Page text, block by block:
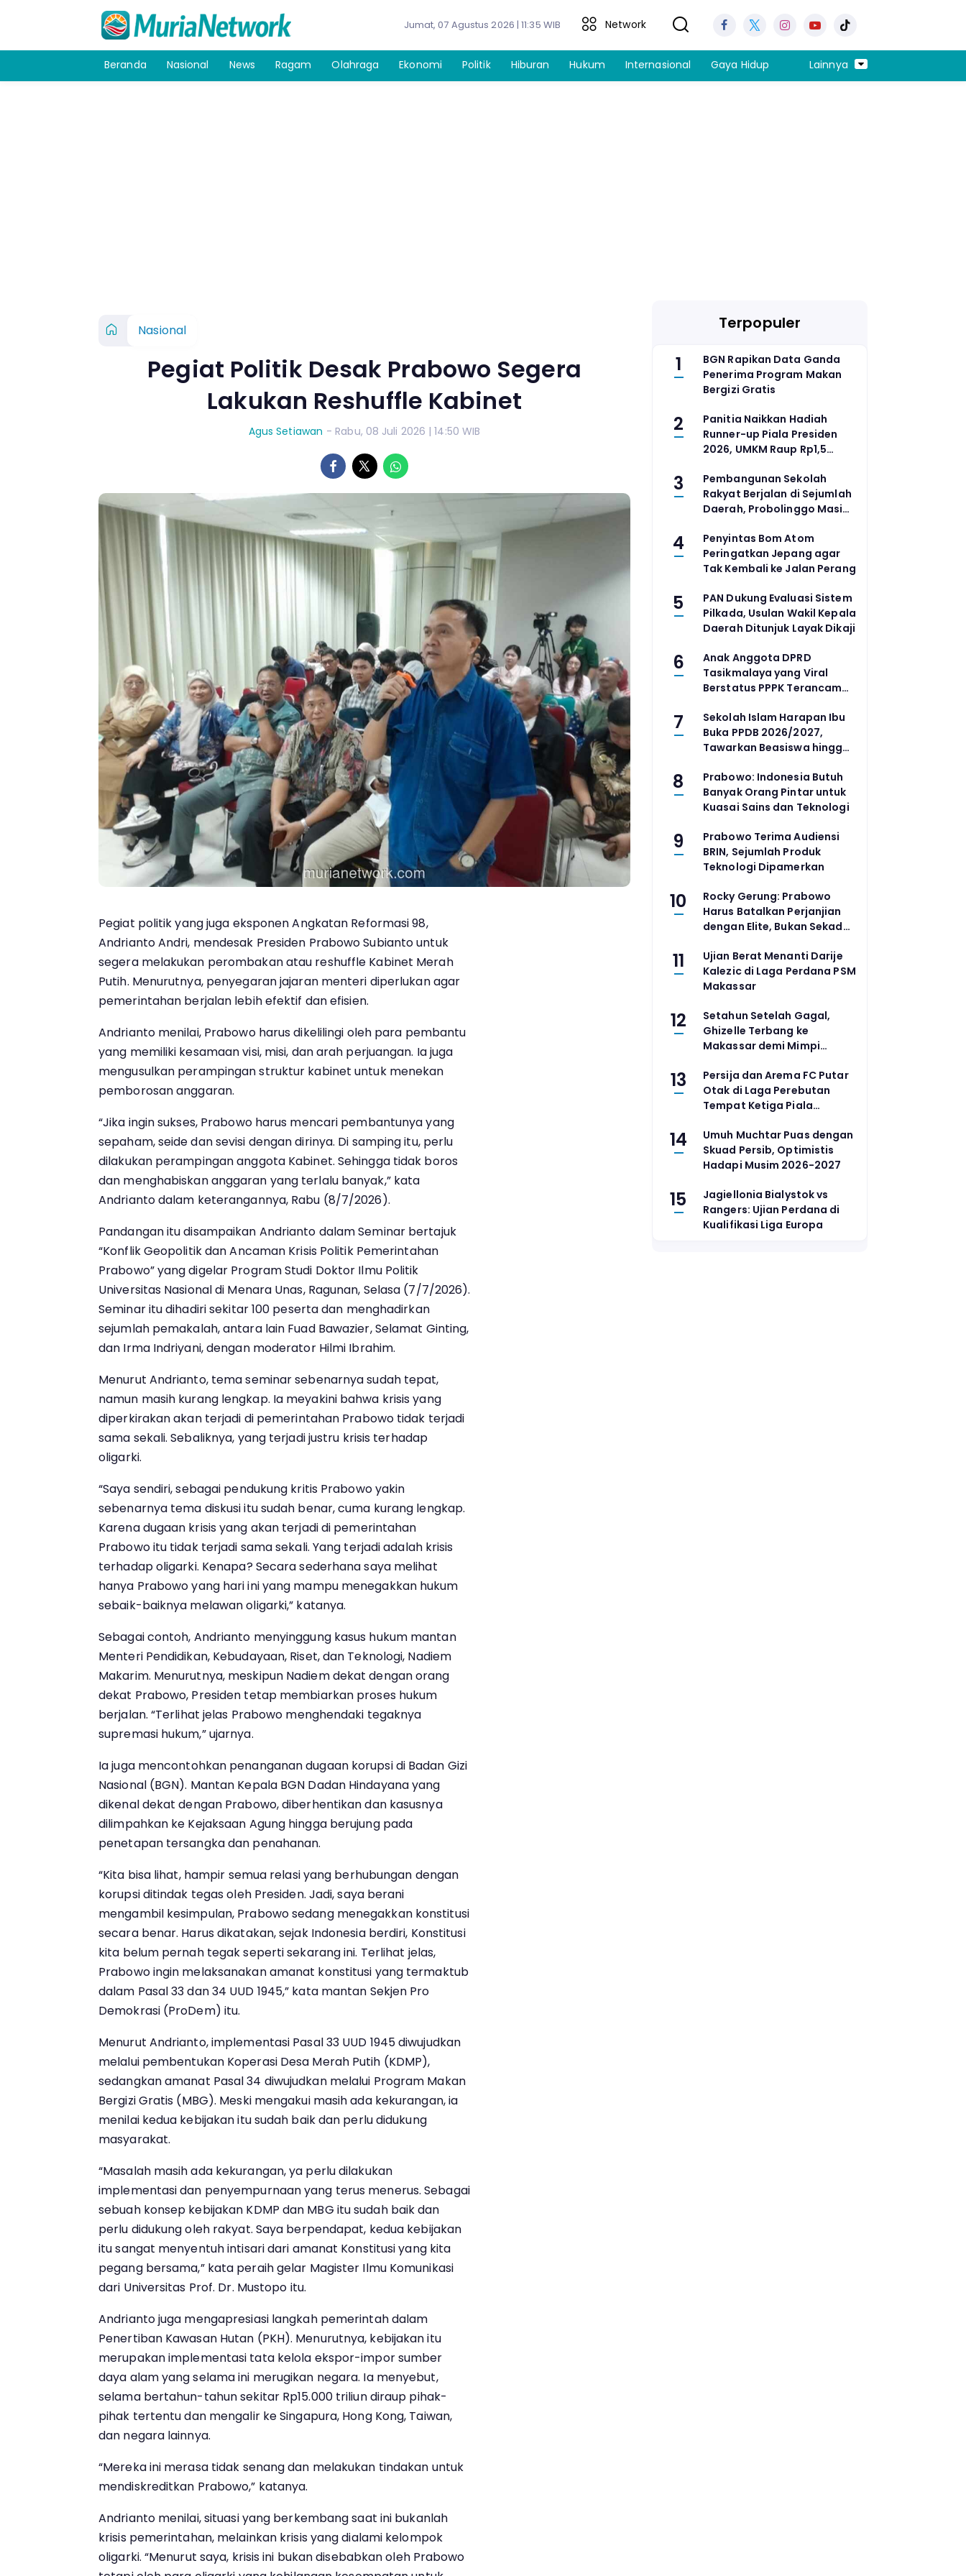
Jumat, 07 Agustus 2026 | 11:35 WIB Network
Beranda Nasional News Ragam Olahraga Ekonomi Politik Hiburan Hukum Internasional Gaya Hidup Lainnya
Nasional
Pegiat Politik Desak Prabowo Segera
Lakukan Reshuffle Kabinet
Agus Setiawan - Rabu, 08 Juli 2026 | 14:50 WIB
Pegiat politik yang juga eksponen Angkatan Reformasi 98,
Andrianto Andri, mendesak Presiden Prabowo Subianto untuk
segera melakukan perombakan atau reshuffle Kabinet Merah
Putih. Menurutnya, penyegaran jajaran menteri diperlukan agar
pemerintahan berjalan lebih efektif dan efisien.
Andrianto menilai, Prabowo harus dikelilingi oleh para pembantu
yang memiliki kesamaan visi, misi, dan arah perjuangan. Ia juga
mengusulkan perampingan struktur kabinet untuk menekan
pemborosan anggaran.
“Jika ingin sukses, Prabowo harus mencari pembantunya yang
sepaham, seide dan sevisi dengan dirinya. Di samping itu, perlu
dilakukan perampingan anggota Kabinet. Sehingga tidak boros
dan menghabiskan anggaran yang terlalu banyak,” kata
Andrianto dalam keterangannya, Rabu (8/7/2026).
Pandangan itu disampaikan Andrianto dalam Seminar bertajuk
“Konflik Geopolitik dan Ancaman Krisis Politik Pemerintahan
Prabowo” yang digelar Program Studi Doktor Ilmu Politik
Universitas Nasional di Menara Unas, Ragunan, Selasa (7/7/2026).
Seminar itu dihadiri sekitar 100 peserta dan menghadirkan
sejumlah pemakalah, antara lain Fuad Bawazier, Selamat Ginting,
dan Irma Indriyani, dengan moderator Hilmi Ibrahim.
Menurut Andrianto, tema seminar sebenarnya sudah tepat,
namun masih kurang lengkap. Ia meyakini bahwa krisis yang
diperkirakan akan terjadi di pemerintahan Prabowo tidak terjadi
sama sekali. Sebaliknya, yang terjadi justru krisis terhadap
oligarki.
“Saya sendiri, sebagai pendukung kritis Prabowo yakin
sebenarnya tema diskusi itu sudah benar, cuma kurang lengkap.
Karena dugaan krisis yang akan terjadi di pemerintahan
Prabowo itu tidak terjadi sama sekali. Yang terjadi adalah krisis
terhadap oligarki. Kenapa? Secara sederhana saya melihat
hanya Prabowo yang hari ini yang mampu menegakkan hukum
sebaik-baiknya melawan oligarki,” katanya.
Sebagai contoh, Andrianto menyinggung kasus hukum mantan
Menteri Pendidikan, Kebudayaan, Riset, dan Teknologi, Nadiem
Makarim. Menurutnya, meskipun Nadiem dekat dengan orang
dekat Prabowo, Presiden tetap membiarkan proses hukum
berjalan. “Terlihat jelas Prabowo menghendaki tegaknya
supremasi hukum,” ujarnya.
Ia juga mencontohkan penanganan dugaan korupsi di Badan Gizi
Nasional (BGN). Mantan Kepala BGN Dadan Hindayana yang
dikenal dekat dengan Prabowo, diberhentikan dan kasusnya
dilimpahkan ke Kejaksaan Agung hingga berujung pada
penetapan tersangka dan penahanan.
“Kita bisa lihat, hampir semua relasi yang berhubungan dengan
korupsi ditindak tegas oleh Presiden. Jadi, saya berani
mengambil kesimpulan, Prabowo sedang menegakkan konstitusi
secara benar. Harus dikatakan, sejak Indonesia berdiri, Konstitusi
kita belum pernah tegak seperti sekarang ini. Terlihat jelas,
Prabowo ingin melaksanakan amanat konstitusi yang termaktub
dalam Pasal 33 dan 34 UUD 1945,” kata mantan Sekjen Pro
Demokrasi (ProDem) itu.
Menurut Andrianto, implementasi Pasal 33 UUD 1945 diwujudkan
melalui pembentukan Koperasi Desa Merah Putih (KDMP),
sedangkan amanat Pasal 34 diwujudkan melalui Program Makan
Bergizi Gratis (MBG). Meski mengakui masih ada kekurangan, ia
menilai kedua kebijakan itu sudah baik dan perlu didukung
masyarakat.
“Masalah masih ada kekurangan, ya perlu dilakukan
implementasi dan penyempurnaan yang terus menerus. Sebagai
sebuah konsep kebijakan KDMP dan MBG itu sudah baik dan
perlu didukung oleh rakyat. Saya berpendapat, kedua kebijakan
itu sangat menyentuh intisari dari amanat Konstitusi yang kita
pegang bersama,” kata peraih gelar Magister Ilmu Komunikasi
dari Universitas Prof. Dr. Mustopo itu.
Andrianto juga mengapresiasi langkah pemerintah dalam
Penertiban Kawasan Hutan (PKH). Menurutnya, kebijakan itu
merupakan implementasi tata kelola ekspor-impor sumber
daya alam yang selama ini merugikan negara. Ia menyebut,
selama bertahun-tahun sekitar Rp15.000 triliun diraup pihak-
pihak tertentu dan mengalir ke Singapura, Hong Kong, Taiwan,
dan negara lainnya.
“Mereka ini merasa tidak senang dan melakukan tindakan untuk
mendiskreditkan Prabowo,” katanya.
Andrianto menilai, situasi yang berkembang saat ini bukanlah
krisis pemerintahan, melainkan krisis yang dialami kelompok
oligarki. “Menurut saya, krisis ini bukan disebabkan oleh Prabowo
Terpopuler
1
BGN Rapikan Data Ganda
Penerima Program Makan
Bergizi Gratis
2
Panitia Naikkan Hadiah
Runner-up Piala Presiden
2026, UMKM Raup Rp1,5
3
Pembangunan Sekolah
Rakyat Berjalan di Sejumlah
Daerah, Probolinggo Masih
4
Penyintas Bom Atom
Peringatkan Jepang agar
Tak Kembali ke Jalan Perang
5
PAN Dukung Evaluasi Sistem
Pilkada, Usulan Wakil Kepala
Daerah Ditunjuk Layak Dikaji
6
Anak Anggota DPRD
Tasikmalaya yang Viral
Berstatus PPPK Terancam
7
Sekolah Islam Harapan Ibu
Buka PPDB 2026/2027,
Tawarkan Beasiswa hingga
8
Prabowo: Indonesia Butuh
Banyak Orang Pintar untuk
Kuasai Sains dan Teknologi
9
Prabowo Terima Audiensi
BRIN, Sejumlah Produk
Teknologi Dipamerkan
10
Rocky Gerung: Prabowo
Harus Batalkan Perjanjian
dengan Elite, Bukan Sekadar
11
Ujian Berat Menanti Darije
Kalezic di Laga Perdana PSM
Makassar
12
Setahun Setelah Gagal,
Ghizelle Terbang ke
Makassar demi Mimpi
13
Persija dan Arema FC Putar
Otak di Laga Perebutan
Tempat Ketiga Piala
14
Umuh Muchtar Puas dengan
Skuad Persib, Optimistis
Hadapi Musim 2026-2027
15
Jagiellonia Bialystok vs
Rangers: Ujian Perdana di
Kualifikasi Liga Europa